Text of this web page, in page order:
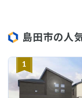
島田市の人
1